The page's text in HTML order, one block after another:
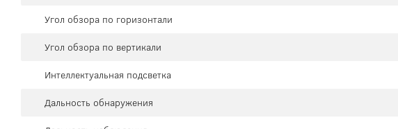
Угол обзора по горизонтали
Угол обзора по вертикали
Интеллектуальная подсветка
Дальность обнаружения